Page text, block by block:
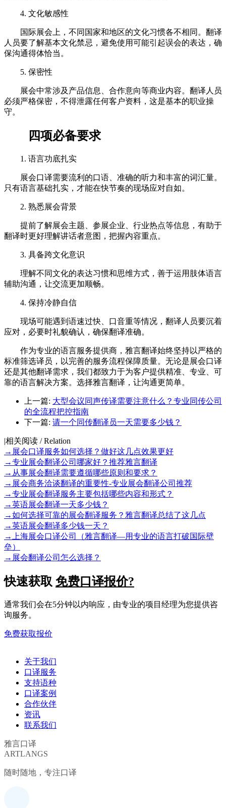
4. 文化敏感性
国际展会上，不同国家和地区的文化习惯各不相同。翻译
人员要了解基本文化禁忌，避免使用可能引起误会的表达，确
保沟通得体恰当。
5. 保密性
展会中常涉及产品信息、合作意向等商业内容。翻译人员
必须严格保密，不得泄露任何客户资料，这是基本的职业操
守。
四项必备要求
1. 语言功底扎实
展会口译需要流利的口语、准确的听力和丰富的词汇量。
只有语言基础扎实，才能在快节奏的现场应对自如。
2. 熟悉展会背景
提前了解展会主题、参展企业、行业热点等信息，有助于
翻译时更好理解讲话者意图，把握内容重点。
3. 具备跨文化意识
理解不同文化的表达习惯和思维方式，善于运用肢体语言
辅助沟通，让交流更加顺畅。
4. 保持冷静自信
现场可能遇到语速过快、口音重等情况，翻译人员要沉着
应对，必要时礼貌确认，确保翻译准确。
作为专业的语言服务提供商，雅言翻译始终坚持以严格的
标准筛选译员，以完善的服务流程保障质量。无论是展会口译
还是其他翻译需求，我们都致力于为客户提供精准、专业、可
靠的语言解决方案。选择雅言翻译，让沟通更简单。
上一篇: 大型会议同声传译需要注意什么？专业同传公司
的全流程把控指南
下一篇: 请一个同传翻译员一天需要多少钱？
|相关阅读 / Relation
→ 展会口译服务如何选择？做好这几点效果更好
→专业展会翻译公司哪家好？推荐雅言翻译
→ 从事展会翻译需要遵循哪些原则和要求？
→ 展会商务洽谈翻译的重要性-专业展会翻译公司推荐
→专业展会翻译服务主要包括哪些内容和形式？
→英语展会翻译一天多少钱？
→如何选择可靠的展会翻译服务？雅言翻译总结了这几点
→英语展会翻译多少钱一天？
→
上海展会口译公司（雅言翻译—用专业的语言打破国际壁
垒）
→ 展会翻译公司怎么选择？
快速获取 免费口译报价?
通常我们会在5分钟以内响应，由专业的项目经理为您提供咨
询服务。
免费获取报价
关于我们
口译服务
支持语种
口译案例
合作伙伴
资讯
联系我们
雅言口译
ARTLANGS
随时随地，专注口译